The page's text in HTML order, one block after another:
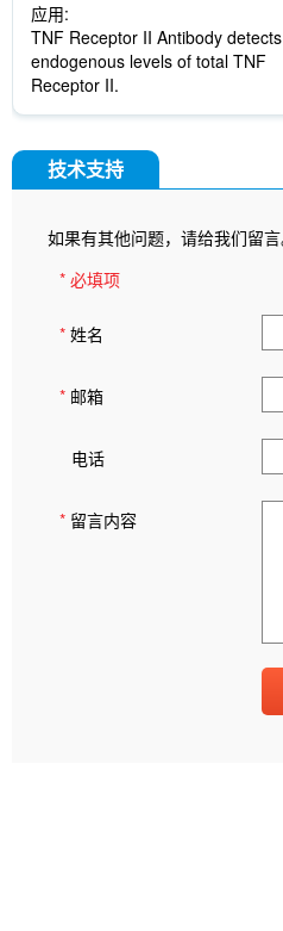
应用:
TNF Receptor II Antibody detects
endogenous levels of total TNF
Receptor II.
技术支持
如果有其他问题，请给我们留言
* 必填项
* 姓名
* 邮箱
电话
* 留言内容